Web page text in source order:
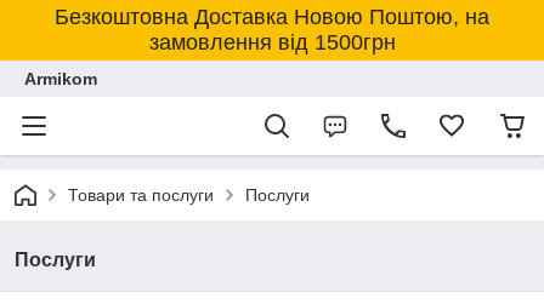
Безкоштовна Доставка Новою Поштою, на
замовлення від 1500грн
Armikom
Товари та послуги Послуги
Послуги